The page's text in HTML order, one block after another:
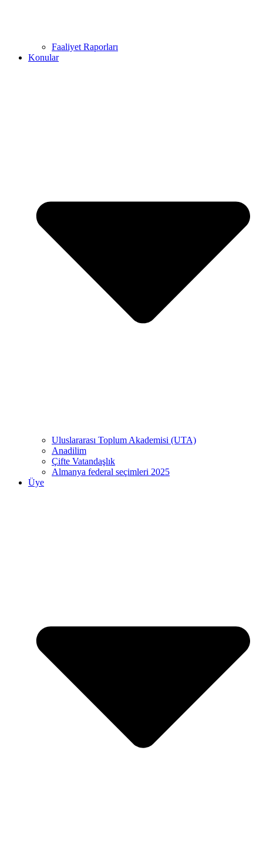
Faaliyet Raporları
Konular
Uluslararası Toplum Akademisi (UTA)
Anadilim
Çifte Vatandaşlık
Almanya federal seçimleri 2025
Üye